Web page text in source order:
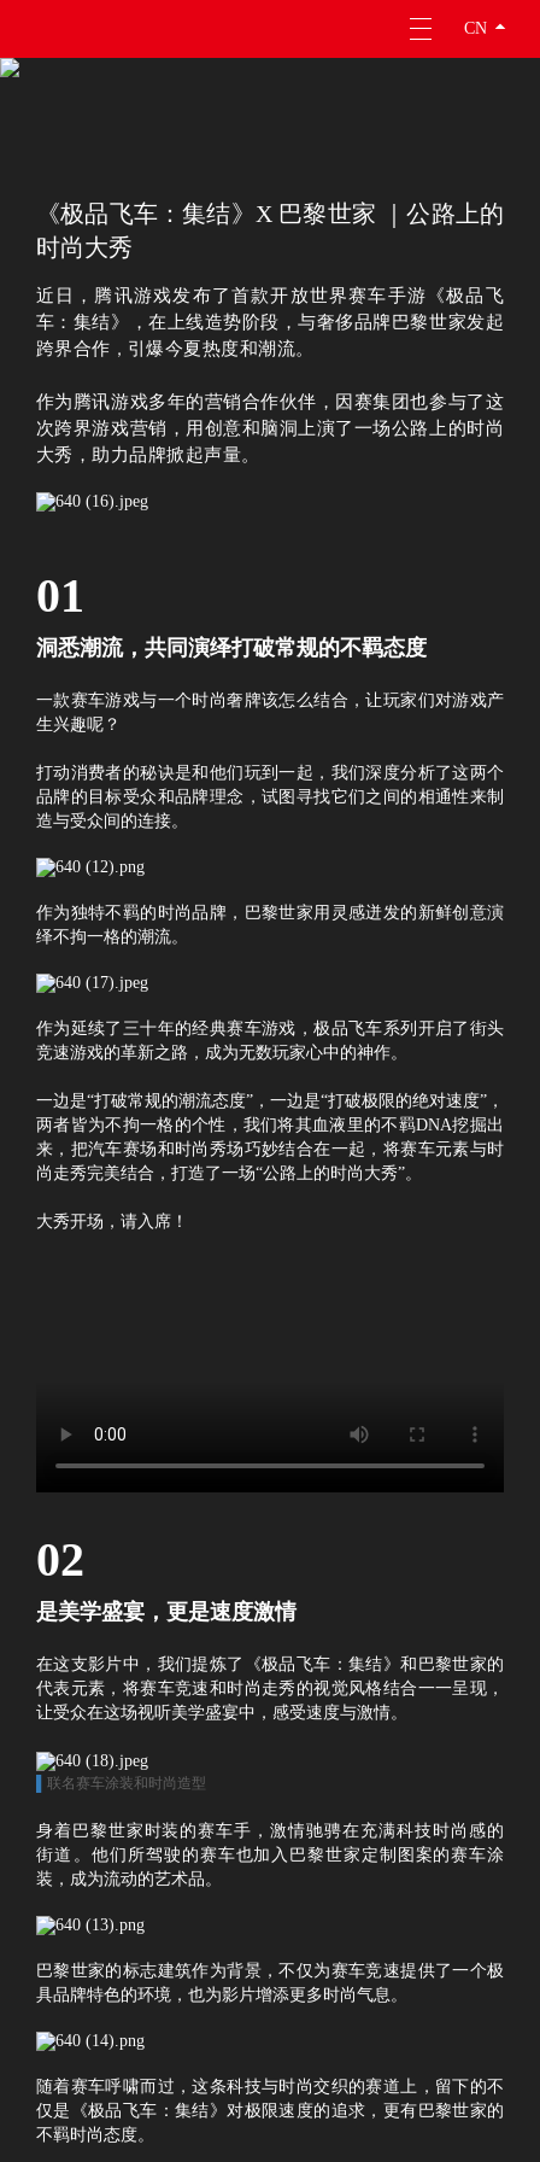
CN
专业服务
企业责任
人才成长
投资者关系
《极品飞车：集结》X 巴黎世家 ｜公路上的
时尚大秀
近日，腾讯游戏发布了首款开放世界赛车手游《极品飞
车：集结》，在上线造势阶段，与奢侈品牌巴黎世家发起
跨界合作 ， 引爆今夏热度和潮流。
作为腾讯游戏多年的营销合作伙伴，因赛集团也参与了这
次跨界游戏营销，用创意和脑洞上演了一场公路上的时尚
大秀，助力品牌掀起声量。
01
洞悉潮流，共同演绎打破常规的不羁态度
一款赛车游戏与一个时尚奢牌该怎么结合，让玩家们对游戏产
生兴趣呢？
打动消费者的秘诀是和他们玩到一起，我们深度分析了这两个
品牌的目标受众和品牌理念，试图寻找它们之间的相通性来制
造与受众间的连接。
作为独特不羁的时尚品牌，巴黎世家用灵感迸发的新鲜创意演
绎不拘一格的潮流。
作为延续了三十年的经典赛车游戏，极品飞车系列开启了街头
竞速游戏的革新之路，成为无数玩家心中的神作。
一边是“打破常规的潮流态度”，一边是“打破极限的绝对速度”，
两者皆为不拘一格的个性，我们将其血液里的不羁DNA挖掘出
来，把汽车赛场和时尚秀场巧妙结合在一起，将赛车元素与时
尚走秀完美结合，打造了一场“公路上的时尚大秀”。
大秀开场，请入席！
02
是美学盛宴，更是速度激情
在这支影片中，我们提炼了《极品飞车：集结》和巴黎世家的
代表元素，将赛车竞速和时尚走秀的视觉风格结合一一呈现，
让受众在这场视听美学盛宴中，感受速度与激情。
联名赛车涂装和时尚造型
身着巴黎世家时装的赛车手，激情驰骋在充满科技时尚感的
街道。他们所驾驶的赛车也加入巴黎世家定制图案的赛车涂
装，成为流动的艺术品。
巴黎世家的标志建筑作为背景，不仅为赛车竞速提供了一个极
具品牌特色的环境，也为影片增添更多时尚气息。
随着赛车呼啸而过，这条科技与时尚交织的赛道上，留下的不
仅是《极品飞车：集结》对极限速度的追求，更有巴黎世家的
不羁时尚态度。